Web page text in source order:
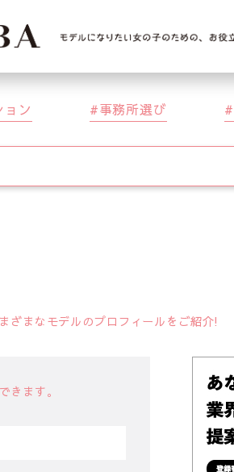
ョン 事務所選び
ざまなモデルのプロフィールをご紹介!
きます。